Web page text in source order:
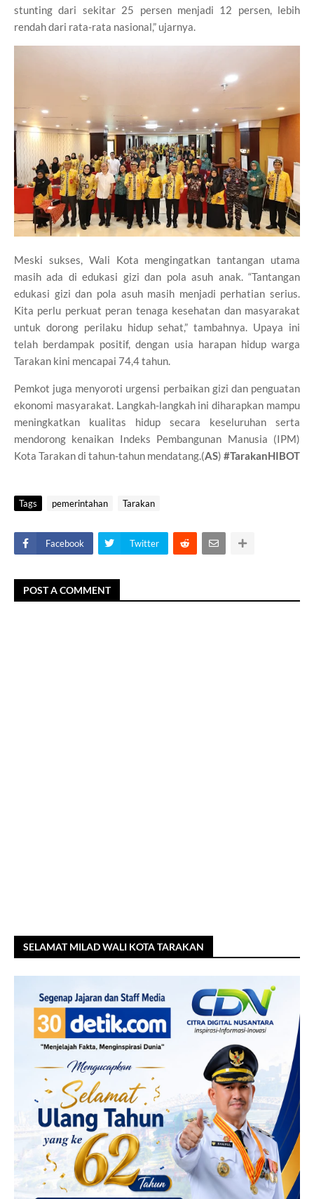
stunting dari sekitar 25 persen menjadi 12 persen, lebih
rendah dari rata-rata nasional,” ujarnya.
Meski sukses, Wali Kota mengingatkan tantangan utama
masih ada di edukasi gizi dan pola asuh anak. “Tantangan
edukasi gizi dan pola asuh masih menjadi perhatian serius.
Kita perlu perkuat peran tenaga kesehatan dan masyarakat
untuk dorong perilaku hidup sehat,” tambahnya. Upaya ini
telah berdampak positif, dengan usia harapan hidup warga
Tarakan kini mencapai 74,4 tahun.
Pemkot juga menyoroti urgensi perbaikan gizi dan penguatan
ekonomi masyarakat. Langkah-langkah ini diharapkan mampu
meningkatkan kualitas hidup secara keseluruhan serta
mendorong kenaikan Indeks Pembangunan Manusia (IPM)
Kota Tarakan di tahun-tahun mendatang.(AS) #TarakanHIBOT
Tags pemerintahan Tarakan
Facebook Twitter
POST A COMMENT
SELAMAT MILAD WALI KOTA TARAKAN